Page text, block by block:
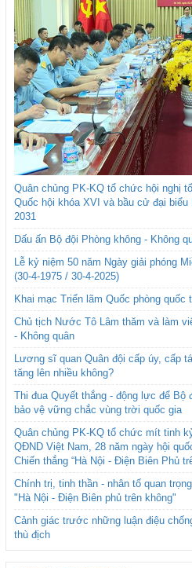
Quân chủng PK-KQ tổ chức hội nghị
Quốc hội khóa XVI và bầu cử đại
2031
Dấu ấn Bộ đội Phòng không - Không
Lễ kỷ niệm 50 năm Ngày giải phóng
(30-4-1975 / 30-4-2025)
Khai mạc Triển lãm Quốc phòng quốc
Chủ tịch Nước Tô Lâm thăm và làm
- Không quân
Lương sĩ quan Quân đội cấp úy, cấp
tăng lên nhiều không?
Thi đua Quyết thắng - động lực để Bộ
bảo vệ vững chắc vùng trời quốc gia
Quân chủng PK-KQ tổ chức mít tinh
QĐND Việt Nam, 28 năm ngày hội
Chiến thắng “Hà Nội - Điện Biên Phủ
Chính trị, tinh thần - nhân tố quan
"Hà Nội - Điện Biên phủ trên không"
Cảnh giác trước những luận điệu
thù địch